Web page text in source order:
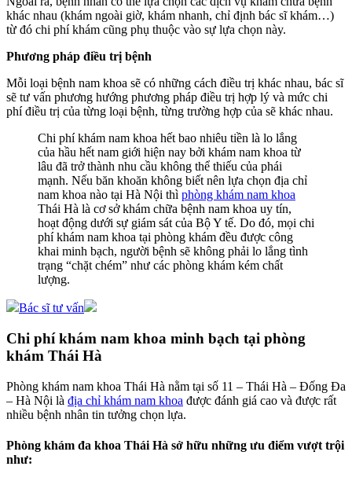
khác nhau (khám ngoài giờ, khám nhanh, chỉ định bác sĩ khám…)
từ đó chi phí khám cũng phụ thuộc vào sự lựa chọn này.
Phương pháp điều trị bệnh
Mỗi loại bệnh nam khoa sẽ có những cách điều trị khác nhau, bác sĩ
sẽ tư vấn phương hướng phương pháp điều trị hợp lý và mức chi
phí điều trị của từng loại bệnh, từng trường hợp của sẽ khác nhau.
Chi phí khám nam khoa hết bao nhiêu tiền là lo lắng
của hầu hết nam giới hiện nay bởi khám nam khoa từ
lâu đã trở thành nhu cầu không thể thiếu của phái
mạnh. Nếu băn khoăn không biết nên lựa chọn địa chỉ
nam khoa nào tại Hà Nội thì phòng khám nam khoa
Thái Hà là cơ sở khám chữa bệnh nam khoa uy tín,
hoạt động dưới sự giám sát của Bộ Y tế. Do đó, mọi chi
phí khám nam khoa tại phòng khám đều được công
khai minh bạch, người bệnh sẽ không phải lo lắng tình
trạng “chặt chém” như các phòng khám kém chất
lượng.
Bác sĩ tư vấn
Chi phí khám nam khoa minh bạch tại phòng
khám Thái Hà
Phòng khám nam khoa Thái Hà nằm tại số 11 – Thái Hà – Đống Đa
– Hà Nội là địa chỉ khám nam khoa được đánh giá cao và được rất
nhiều bệnh nhân tin tưởng chọn lựa.
Phòng khám đa khoa Thái Hà sở hữu những ưu điểm vượt trội
như: